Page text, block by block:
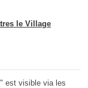
le Village
est visible via les